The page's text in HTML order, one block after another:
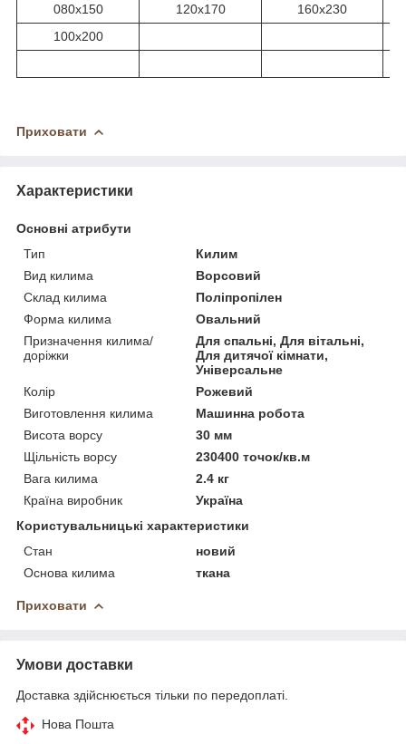
080x150 120x170
160х230
100х200
Приховати
Характеристики
Основні атрибути
Тип
Килим
Вид килима
Ворсовий
Склад килима
Поліпропілен
Форма килима
Овальний
Призначення килима/
доріжки
Для спальні, Для вітальні,
Для дитячої кімнати,
Універсальне
Колір
Рожевий
Виготовлення килима
Машинна робота
Висота ворсу
30 мм
Щільність ворсу
230400 точок/кв.м
Вага килима
2.4 кг
Країна виробник
Україна
Користувальницькі характеристики
Стан
новий
Основа килима
ткана
Приховати
Умови доставки
Доставка здійснюється тільки по передоплаті.
Нова Пошта